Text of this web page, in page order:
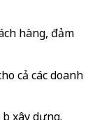
hàng, đảm
cả các doanh
xây dựng.